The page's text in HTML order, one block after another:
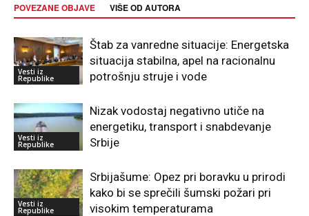
POVEZANE OBJAVE VIŠE OD AUTORA
Vesti iz
Republike
Štab za vanredne situacije: Energetska
situacija stabilna, apel na racionalnu
potrošnju struje i vode
Vesti iz
Republike
Nizak vodostaj negativno utiče na
energetiku, transport i snabdevanje
Srbije
Vesti iz
Republike
Srbijašume: Opez pri boravku u prirodi
kako bi se sprečili šumski požari pri
visokim temperaturama